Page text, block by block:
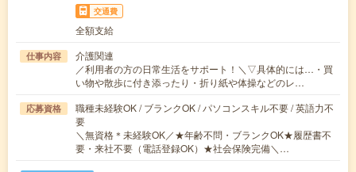
交通費
全額支給
仕事内容
介護関連
／利用者の方の日常生活をサポート！＼▽具体的には…・買
い物や散歩に付き添ったり・折り紙や体操などのレ…
応募資格
職種未経験OK / ブランクOK / パソコンスキル不要 / 英語力不
要
＼無資格＊未経験OK／★年齢不問・ブランクOK★履歴書不
要・来社不要（電話登録OK）★社会保険完備＼…